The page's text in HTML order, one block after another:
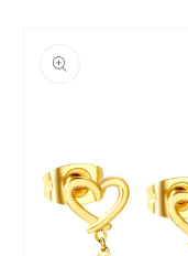
información